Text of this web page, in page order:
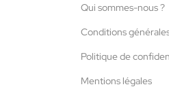
Qui sommes-nous ?
Conditions
Politique de
Mentions légales